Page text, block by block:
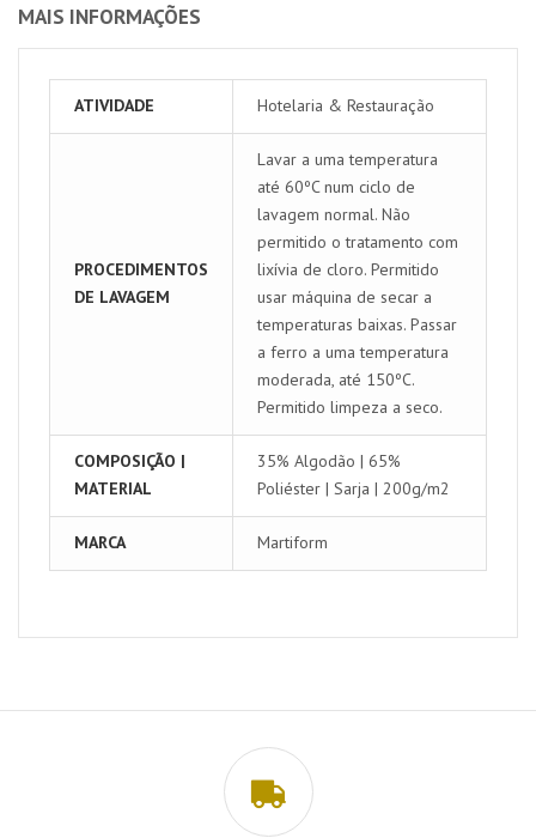
MAIS INFORMAÇÕES
ATIVIDADE Hotelaria & Restauração
PROCEDIMENTOS
DE LAVAGEM
Lavar a uma temperatura
até 60ºC num ciclo de
lavagem normal. Não
permitido o tratamento com
lixívia de cloro. Permitido
usar máquina de secar a
temperaturas baixas. Passar
a ferro a uma temperatura
moderada, até 150ºC.
Permitido limpeza a seco.
COMPOSIÇÃO |
MATERIAL
35% Algodão | 65%
Poliéster | Sarja | 200g/m2
MARCA Martiform